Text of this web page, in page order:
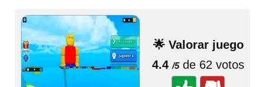
🌟 Valorar juego
4.4 /5de 62 votos